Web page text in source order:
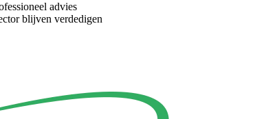
advies
blijven verdedigen